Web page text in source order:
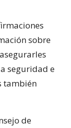
sobre
seguridad e
también
de